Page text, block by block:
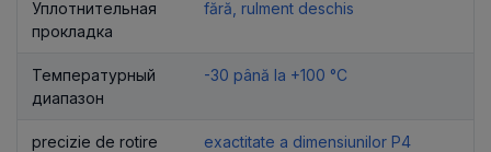
Уплотнительная
прокладка
fără, rulment deschis
Температурный
диапазон
-30 până la +100 °C
precizie de rotire
exactitate a dimensiunilor P4